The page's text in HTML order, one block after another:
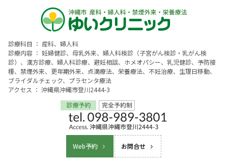
診療科目 ： 産科、婦人科
診療内容 ： 妊婦健診、母乳外来、婦人科検診（子宮がん検診・乳がん検
診）、漢方診療、婦人科診療、避妊相談、ホメオパシー、乳児健診、予防接
種、禁煙外来、更年期外来、点滴療法、栄養療法、不妊治療、生理日移動、
ブライダルチェック、プラセンタ療法
アクセス ： 沖縄県沖縄市登川2444-3
Web予約 お問合せ